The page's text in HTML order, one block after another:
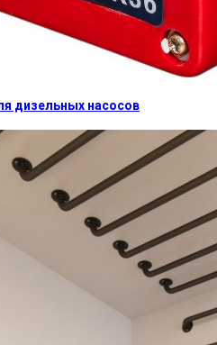
дизельных насосов